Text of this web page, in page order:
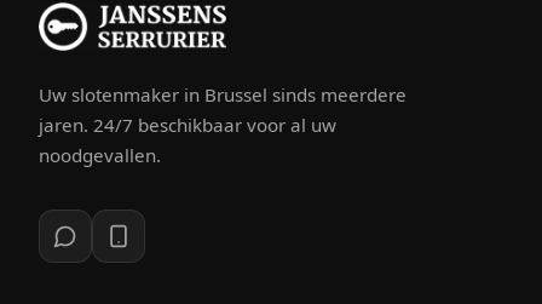
Uw slotenmaker in Brussel sinds meerdere
jaren. 24/7 beschikbaar voor al uw
noodgevallen.